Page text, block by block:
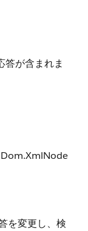
答が含まれま
Dom.XmlNode
を変更し、検